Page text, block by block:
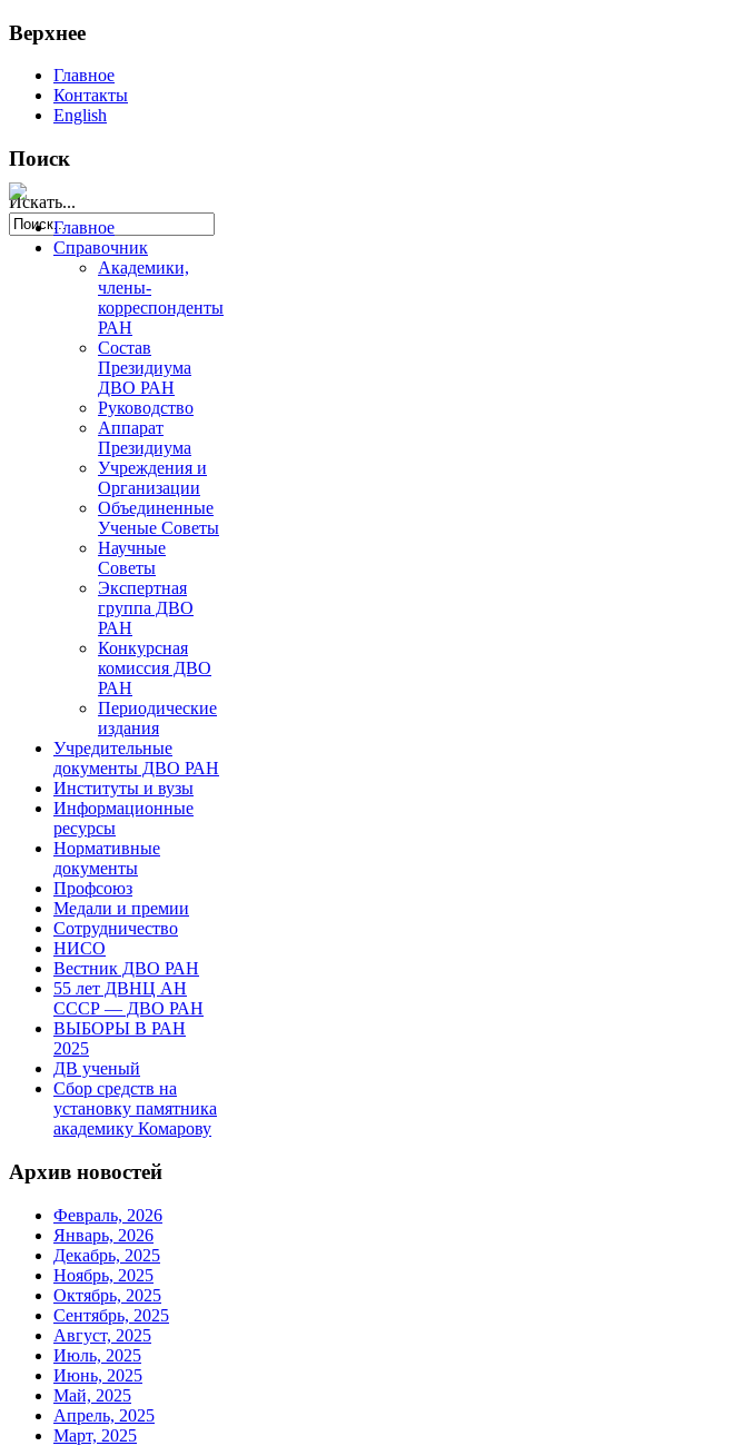
Верхнее
Главное
Контакты
English
Поиск
Искать...
Главное
Справочник
Академики,
члены-
корреспонденты
РАН
Состав
Президиума
ДВО РАН
Руководство
Аппарат
Президиума
Учреждения и
Организации
Объединенные
Ученые Советы
Научные
Советы
Экспертная
группа ДВО
РАН
Конкурсная
комиссия ДВО
РАН
Периодические
издания
Учредительные
документы ДВО РАН
Институты и вузы
Информационные
ресурсы
Нормативные
документы
Профсоюз
Медали и премии
Сотрудничество
НИСО
Вестник ДВО РАН
55 лет ДВНЦ АН
СССР — ДВО РАН
ВЫБОРЫ В РАН
2025
ДВ ученый
Сбор средств на
установку памятника
академику Комарову
Архив новостей
Февраль, 2026
Январь, 2026
Декабрь, 2025
Ноябрь, 2025
Октябрь, 2025
Сентябрь, 2025
Август, 2025
Июль, 2025
Июнь, 2025
Май, 2025
Апрель, 2025
Март, 2025